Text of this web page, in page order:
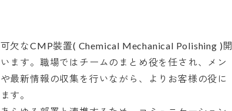
欠なCMP裝置( Chemical Mechanical Polishing )開
ます。職場ではチームのまとめ役を任され、メン
最新情報の収集を行いながら、よりお客様の役に
す。